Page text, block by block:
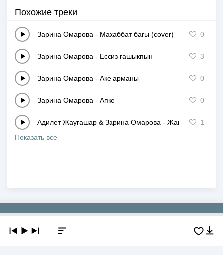
Похожие треки
Зарина Омарова - Махаббат багы (cover) 0
Зарина Омарова - Ессиз гашыкпын 3
Зарина Омарова - Аке арманы 0
Зарина Омарова - Апке 0
Адилет Жаугашар & Зарина Омарова - Жан гулим1
Показать все